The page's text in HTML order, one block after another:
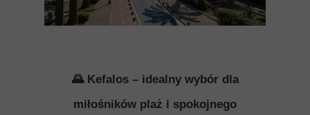
🌄 Kefalos – idealny wybór dla
miłośników plaż i spokojnego